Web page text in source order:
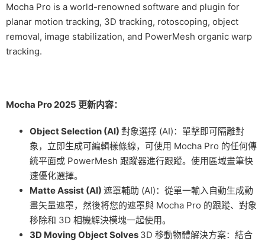
Mocha Pro is a world-renowned software and plugin for
planar motion tracking, 3D tracking, rotoscoping, object
removal, image stabilization, and PowerMesh organic warp
tracking.
Mocha Pro 2025 更新内容：
Object Selection (AI) 對象選擇 (AI)：單擊即可隔離對
象，立即生成可編輯樣條線，可使用 Mocha Pro 的任何傳
統平面或 PowerMesh 跟蹤器進行跟蹤。使用區域畫筆快
速優化選擇。
Matte Assist (AI) 遮罩輔助 (AI)：從單一輸入自動生成動
畫矢量遮罩，然後将您的遮罩與 Mocha Pro 的跟蹤、對象
移除和 3D 相機解決模塊一起使用。
3D Moving Object Solves 3D 移動物體解決方案：結合